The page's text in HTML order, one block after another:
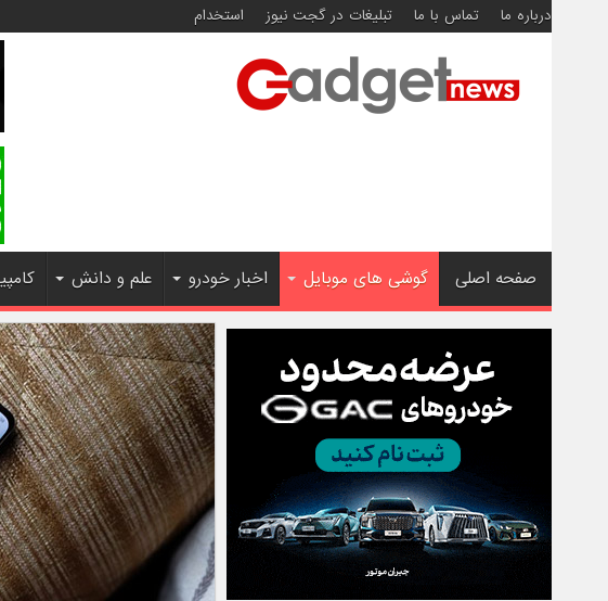
درباره ما تماس با ما تبلیغات در گجت نیوز استخدام
صفحه اصلی گوشی های موبایل اخبار خودرو علم و دانش